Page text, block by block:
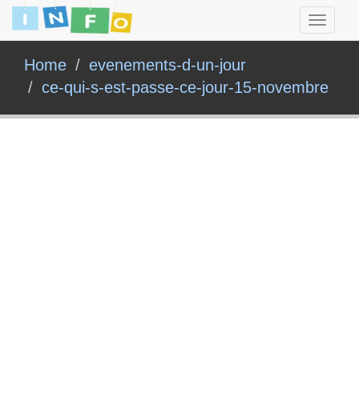
Toggle
Home
evenements-d-un-jour
ce-qui-s-est-passe-ce-jour-15-novembre